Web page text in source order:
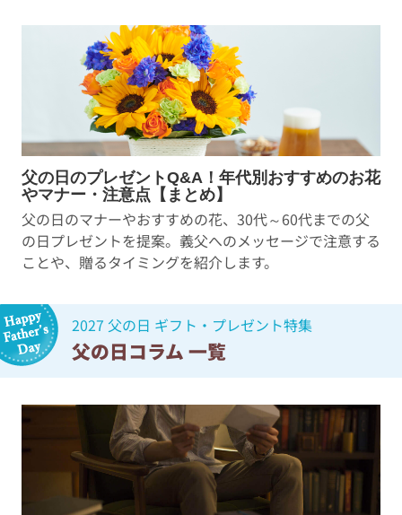
父の日のプレゼントQ&A！年代別おすすめのお花
やマナー・注意点【まとめ】
父の日のマナーやおすすめの花、30代～60代までの父
の日プレゼントを提案。義父へのメッセージで注意する
ことや、贈るタイミングを紹介します。
父の日コラム 一覧
2027 父の日 ギフト・プレゼント特集